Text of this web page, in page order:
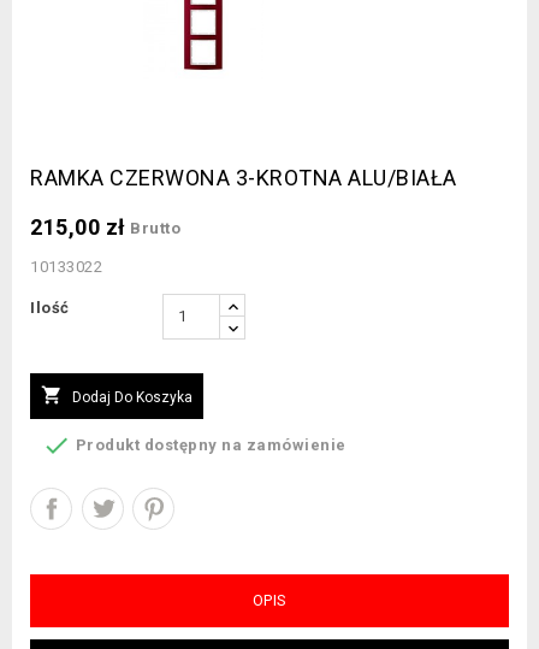
RAMKA CZERWONA 3-KROTNA ALU/BIAŁA
215,00 zł Brutto
10133022
Ilość
 Dodaj Do Koszyka
 Produkt dostępny na zamówienie
OPIS